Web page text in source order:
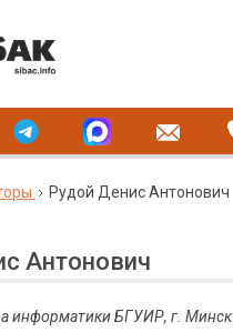
Рудой Денис Антонович
Антонович
информатики БГУИР, г. Минск